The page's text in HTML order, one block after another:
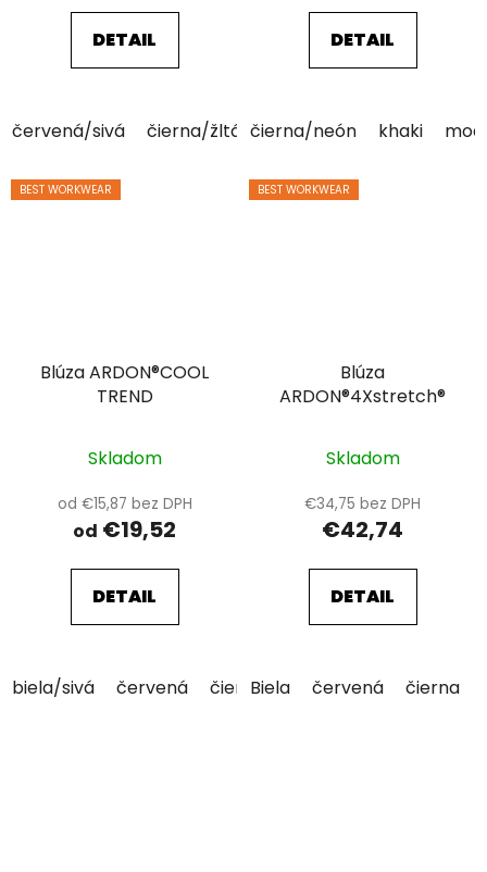
DETAIL
červená/sivá čierna/žltá Zelená
DETAIL
čierna/neón khaki
BEST WORKWEAR
Blúza ARDON®COOL
TREND
Skladom
od €15,87 bez DPH
od €19,52
DETAIL
biela/sivá červená čierna čierna/sivá hnedá
BEST WORKWEAR
Blúza
ARDON®4Xstretch®
Skladom
€34,75 bez DPH
€42,74
DETAIL
Biela červená čierna